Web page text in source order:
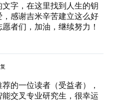
字，在这里找到人生的钥
感谢吉米辛苦建立这么好
者们，加油，继续努力！
的一位读者（受益者），
交叉专业研究生，很幸运